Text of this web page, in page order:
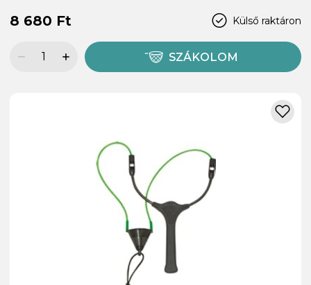
Külső raktáron
8 680 Ft
SZÁKOLOM